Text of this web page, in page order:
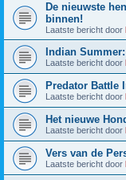
De nieuwste
binnen!
Laatste bericht door
Indian
Laatste bericht door
Predator Battle
Laatste bericht door
Het nieuwe
Laatste bericht door
Vers van de
Laatste bericht door